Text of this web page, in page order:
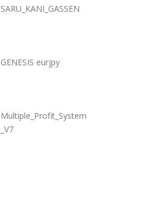
SARU_KANI_GASSEN
GENESIS eurjpy
Multiple_Profit_System
_V7